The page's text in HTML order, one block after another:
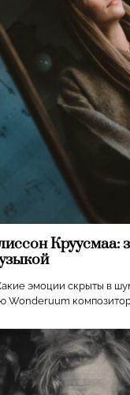
Круусмаа:
эмоции скрыты в
Wonderuum